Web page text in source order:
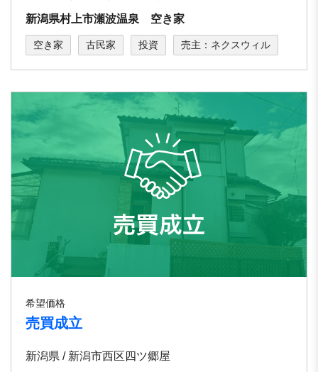
新潟県村上市瀬波温泉 空き家
空き家 古民家 投資 売主：ネクスウィル
希望価格
売買成立
新潟県 / 新潟市西区四ツ郷屋